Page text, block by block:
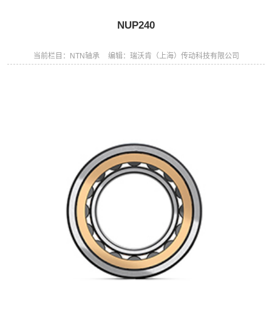
NUP240
当前栏目：NTN轴承 编辑：瑞沃肯（上海）传动科技有限公司